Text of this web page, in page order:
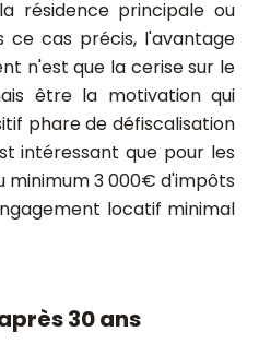
résidence principale ou
ce cas précis, l'avantage
n'est que la cerise sur le
être la motivation qui
phare de défiscalisation
intéressant que pour les
minimum 3 000€ d'impôts
locatif minimal
30 ans